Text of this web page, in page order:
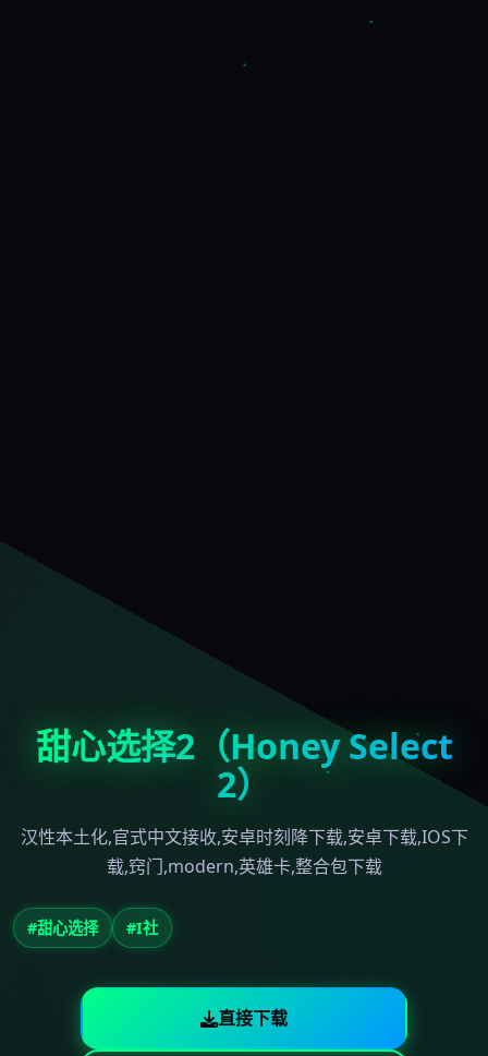
甜心选择2（Honey Select
2）
汉性本土化,官式中文接收,安卓时刻降下载,安卓下载,IOS下
载,窍门,modern,英雄卡,整合包下载
#甜心选择 #I社
直接下载